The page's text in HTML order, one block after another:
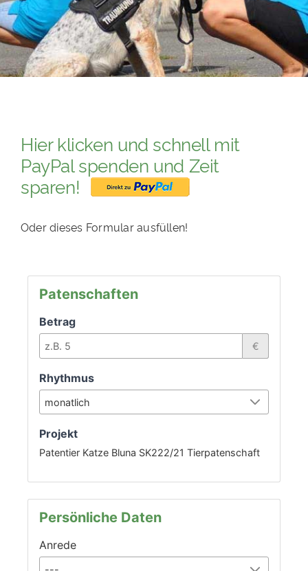
PATENSCHAFTEN
HELFER WERDEN
RATGEBER
Hier klicken und schnell mit
PayPal spenden und Zeit
sparen!
Oder dieses Formular ausfüllen!